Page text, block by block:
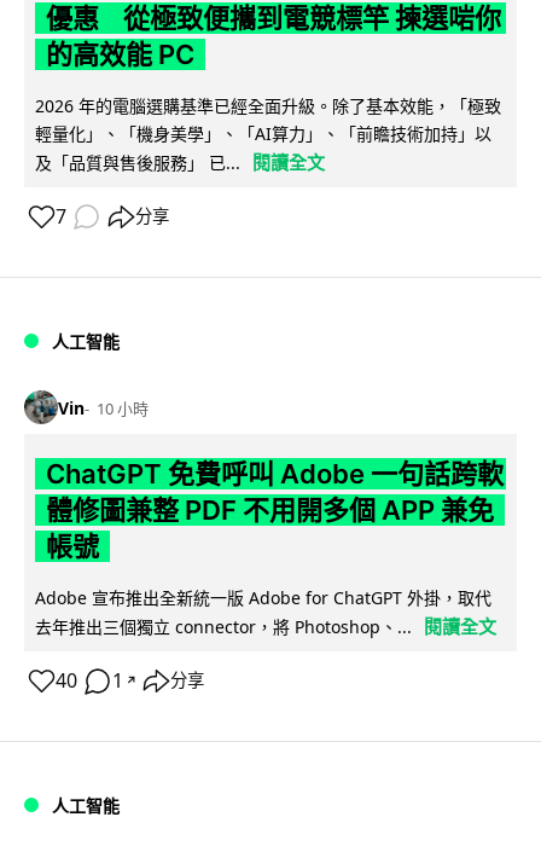
優惠 從極致便攜到電競標竿 揀選啱你
的高效能 PC
2026 年的電腦選購基準已經全面升級。除了基本效能，「極致
輕量化」、「機身美學」、「AI算力」、「前瞻技術加持」以
及「品質與售後服務」 已...
閱讀全文
7 分享
人工智能
Vin 10 小時
ChatGPT 免費呼叫 Adobe 一句話跨軟
體修圖兼整 PDF 不用開多個 APP 兼免
帳號
Adobe 宣布推出全新統一版 Adobe for ChatGPT 外掛，取代
去年推出三個獨立 connector，將 Photoshop、...
閱讀全文
40 1 ↗ 分享
人工智能